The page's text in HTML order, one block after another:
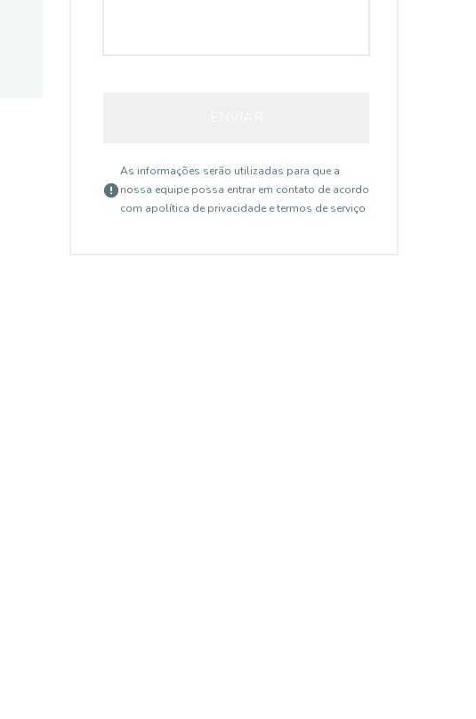
As informações serão utilizadas para que a
nossa equipe possa entrar em contato de acordo
com apolítica de privacidade e termos de serviço